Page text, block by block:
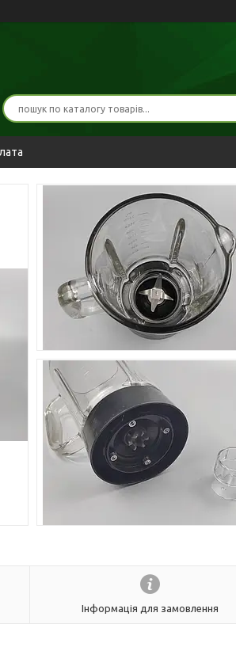
Інформація для замовлення